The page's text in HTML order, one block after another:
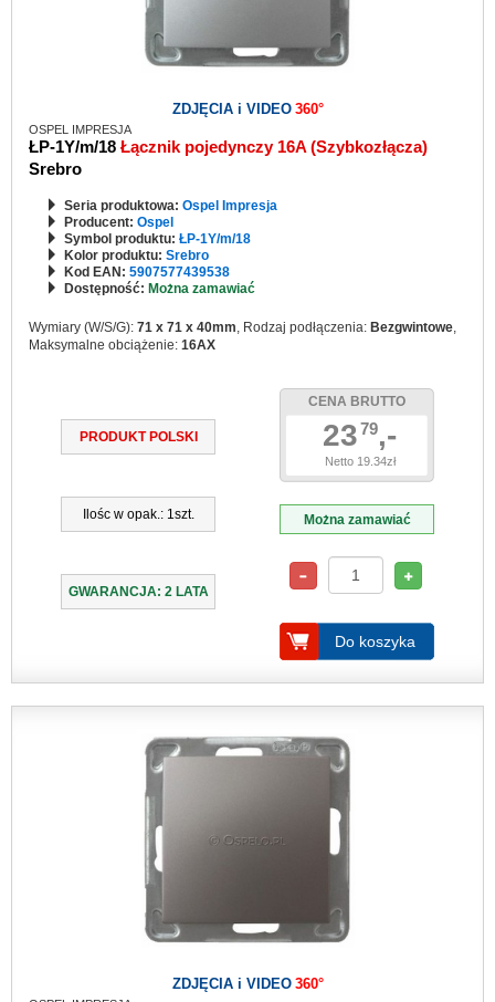
ZDJĘCIA i VIDEO 360°
OSPEL IMPRESJA
ŁP-1Y/m/18 Łącznik pojedynczy 16A (Szybkozłącza)
Srebro
Seria produktowa: Ospel Impresja
Producent: Ospel
Symbol produktu: ŁP-1Y/m/18
Kolor produktu: Srebro
Kod EAN: 5907577439538
Dostępność: Można zamawiać
Wymiary (W/S/G): 71 x 71 x 40mm, Rodzaj podłączenia: Bezgwintowe,
Maksymalne obciążenie: 16AX
PRODUKT POLSKI
Ilośc w opak.: 1szt.
GWARANCJA: 2 LATA
CENA BRUTTO
2379,-
Netto 19.34zł
Można zamawiać
Do koszyka
ZDJĘCIA i VIDEO 360°